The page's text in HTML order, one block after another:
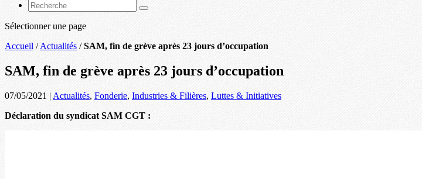
Sélectionner une page
Accueil /Actualités /SAM, fin de grève après 23 jours d’occupation
SAM, fin de grève après 23 jours d’occupation
07/05/2021 | Actualités, Fonderie, Industries & Filières, Luttes & Initiatives
Déclaration du syndicat SAM CGT :